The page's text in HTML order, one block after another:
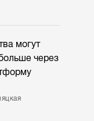
могут
через